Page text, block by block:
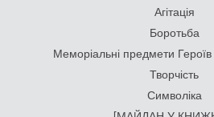
Агітація
Боротьба
Меморіальні предмети
Творчість
Символіка